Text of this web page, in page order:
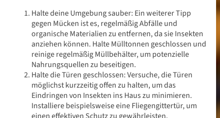
Halte deine Umgebung sauber: Ein weiterer Tipp
gegen Mücken ist es, regelmäßig Abfälle und
organische Materialien zu entfernen, da sie Insekten
anziehen können. Halte Mülltonnen geschlossen und
reinige regelmäßig Müllbehälter, um potenzielle
Nahrungsquellen zu beseitigen.
Halte die Türen geschlossen: Versuche, die Türen
möglichst kurzzeitig offen zu halten, um das
Eindringen von Insekten ins Haus zu minimieren.
Installiere beispielsweise eine Fliegengittertür, um
einen effektiven Schutz zu gewährleisten.